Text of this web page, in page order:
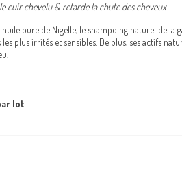
cuir chevelu & retarde la chute des cheveux
huile pure de Nigelle, le shampoing naturel de
les plus irrités et sensibles. De plus, ses actifs
lot